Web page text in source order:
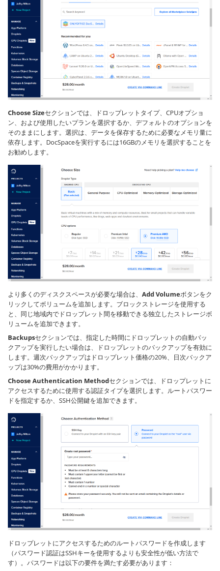
Choose Sizeセクションでは、ドロップレットタイプ、CPUオプショ
ン、および使用したいプランを選択するか、デフォルトのオプションを
そのままにします。選択は、データを保存するために必要なメモリ量に
依存します。DocSpaceを実行するには16GBのメモリを選択することを
お勧めします。
より多くのディスクスペースが必要な場合は、 Add Volumeボタンをク
リックしてボリュームを追加します。ブロックストレージを使用する
と、同じ地域内でドロップレット間を移動できる独立したストレージボ
リュームを追加できます。
Backupsセクションでは、指定した時間にドロップレットの自動バッ
クアップを実行したい場合は、ドロップレットのバックアップを有効に
します。週次バックアップはドロップレット価格の20%、日次バックア
ップは30%の費用がかかります。
Choose Authentication Methodセクションでは、ドロップレットに
アクセスするために使用する認証タイプを選択します。ルートパスワー
ドを指定するか、SSH公開鍵を追加できます。
ドロップレットにアクセスするためのルートパスワードを作成します
（パスワード認証はSSHキーを使用するよりも安全性が低い方法で
す）。パスワードは以下の要件を満たす必要があります：